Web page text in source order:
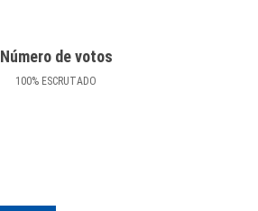
Número de votos
100% ESCRUTADO